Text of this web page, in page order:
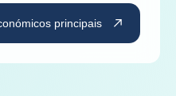
principais